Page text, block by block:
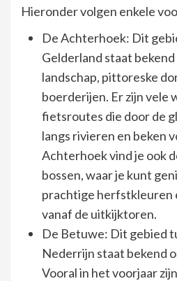
Hieronder volgen enkele
De Achterhoek: Dit
Gelderland staat
landschap, pittoreske
boerderijen. Er zijn vele
fietsroutes die door de
langs rivieren en beken
Achterhoek vind je ook
bossen, waar je kunt
prachtige herfstkleuren
vanaf de uitkijktoren.
De Betuwe: Dit gebied
Nederrijn staat bekend
Vooral in het voorjaar